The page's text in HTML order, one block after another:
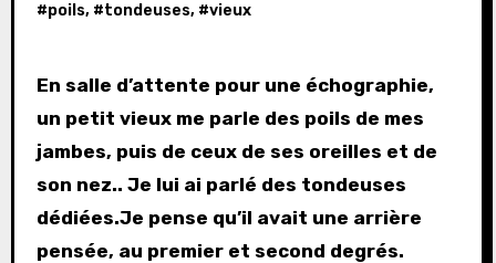
#poils, #tondeuses, #vieux
En salle d’attente pour une échographie,
un petit vieux me parle des poils de mes
jambes, puis de ceux de ses oreilles et de
son nez.. Je lui ai parlé des tondeuses
dédiées.Je pense qu’il avait une arrière
pensée, au premier et second degrés.